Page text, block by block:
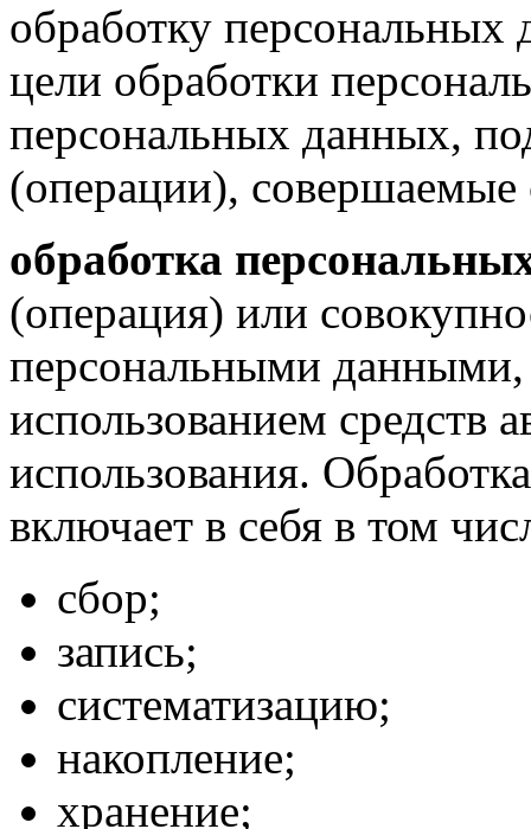
обработку
цели обработки
персональных данных,
(операции),
обработка
(операция) или
персональными
использованием средств
использования.
включает в себя в том
сбор;
запись;
систематизацию;
накопление;
хранение;